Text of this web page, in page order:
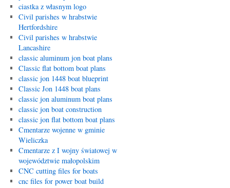
ciastka z własnym logo
Civil parishes w hrabstwie
Hertfordshire
Civil parishes w hrabstwie
Lancashire
classic aluminum jon boat plans
Classic flat bottom boat plans
classic jon 1448 boat blueprint
Classic Jon 1448 boat plans
classic jon aluminum boat plans
classic jon boat construction
classic jon flat bottom boat plans
Cmentarze wojenne w gminie
Wieliczka
Cmentarze z I wojny światowej w
województwie małopolskim
CNC cutting files for boats
cnc files for power boat build